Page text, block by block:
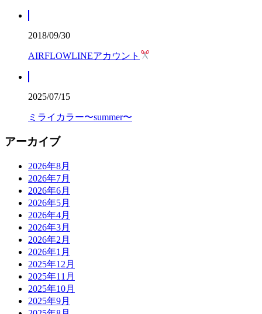
2018/09/30
AIRFLOWLINEアカウント
2025/07/15
ミライカラー〜summer〜
アーカイブ
2026年8月
2026年7月
2026年6月
2026年5月
2026年4月
2026年3月
2026年2月
2026年1月
2025年12月
2025年11月
2025年10月
2025年9月